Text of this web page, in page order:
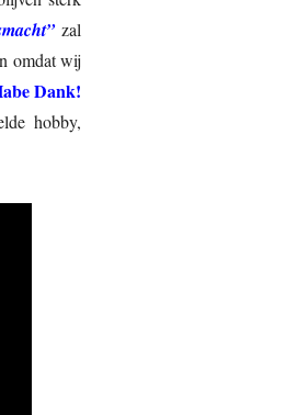
zal
omdat wij
Dank!
hobby,